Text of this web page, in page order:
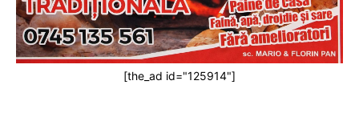
[the_ad id="125914"]